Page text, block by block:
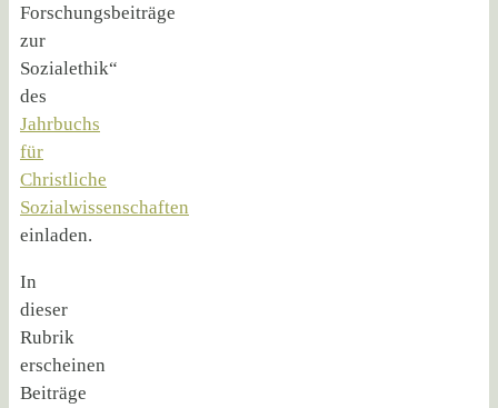
Forschungsbeiträge
zur
Sozialethik“
des
Jahrbuchs
für
Christliche
Sozialwissenschaften
einladen.
In
dieser
Rubrik
erscheinen
Beiträge